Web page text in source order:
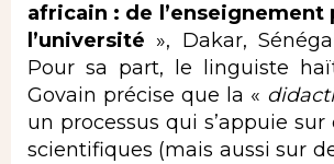
africain : de l’enseignement
l’université », Dakar,
Pour sa part, le linguiste
Govain précise que la «
un processus qui s’appuie sur
scientifiques (mais aussi sur